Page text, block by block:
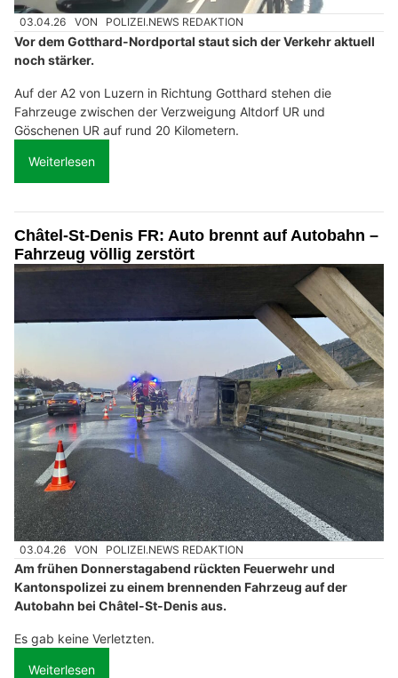
03.04.26 VON POLIZEI.NEWS REDAKTION
Vor dem Gotthard-Nordportal staut sich der Verkehr aktuell
noch stärker.
Auf der A2 von Luzern in Richtung Gotthard stehen die
Fahrzeuge zwischen der Verzweigung Altdorf UR und
Göschenen UR auf rund 20 Kilometern.
Weiterlesen
Châtel-St-Denis FR: Auto brennt auf Autobahn –
Fahrzeug völlig zerstört
03.04.26 VON POLIZEI.NEWS REDAKTION
Am frühen Donnerstagabend rückten Feuerwehr und
Kantonspolizei zu einem brennenden Fahrzeug auf der
Autobahn bei Châtel-St-Denis aus.
Es gab keine Verletzten.
Weiterlesen